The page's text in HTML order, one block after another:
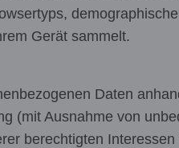
Gerät sammelt.
Daten
(mit Ausnahme von
berechtigten